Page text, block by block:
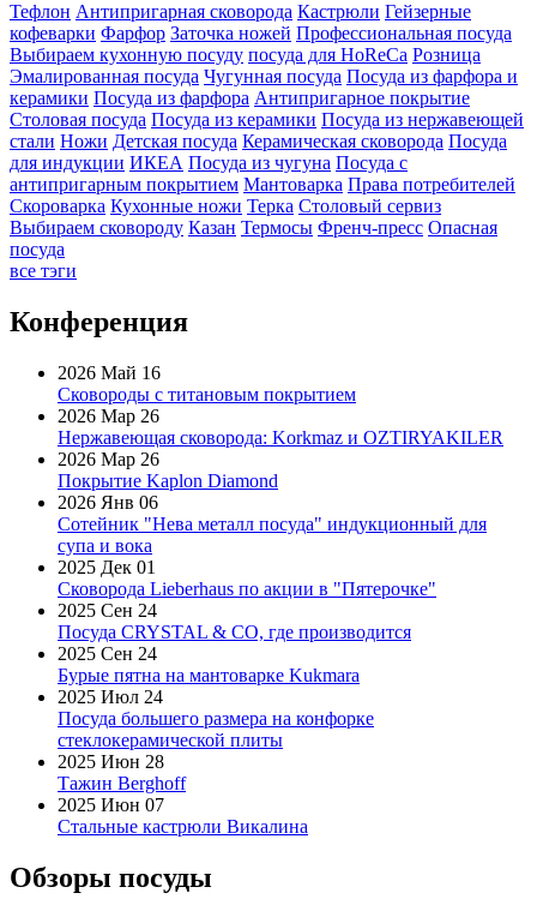
Тефлон Антипригарная сковорода Кастрюли Гейзерные
кофеварки Фарфор Заточка ножей Профессиональная посуда
Выбираем кухонную посуду посуда для HoReCa Розница
Эмалированная посуда Чугунная посуда Посуда из фарфора и
керамики Посуда из фарфора Антипригарное покрытие
Столовая посуда Посуда из керамики Посуда из нержавеющей
стали Ножи Детская посуда Керамическая сковорода Посуда
для индукции ИКЕА Посуда из чугуна Посуда с
антипригарным покрытием Мантоварка Права потребителей
Скороварка Кухонные ножи Терка Столовый сервиз
Выбираем сковороду Казан Термосы Френч-пресс Опасная
посуда
все тэги
Конференция
2026 Май 16
Сковороды с титановым покрытием
2026 Мар 26
Нержавеющая сковорода: Korkmaz и OZTIRYAKILER
2026 Мар 26
Покрытие Kaplon Diamond
2026 Янв 06
Сотейник "Нева металл посуда" индукционный для
супа и вока
2025 Дек 01
Сковорода Lieberhaus по акции в "Пятерочке"
2025 Сен 24
Посуда CRYSTAL & CO, где производится
2025 Сен 24
Бурые пятна на мантоварке Kukmara
2025 Июл 24
Посуда большего размера на конфорке
стеклокерамической плиты
2025 Июн 28
Тажин Berghoff
2025 Июн 07
Стальные кастрюли Викалина
Обзоры посуды